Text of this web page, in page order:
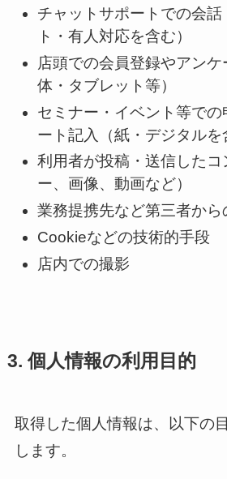
チャットサポートでの会話
ト・有人対応を含む）
店頭での会員登録やアン
体・タブレット等）
セミナー・イベント等で
ート記入（紙・デジタルを
利用者が投稿・送信したコ
ー、画像、動画など）
業務提携先など第三者か
Cookieなどの技術的手段
店内での撮影
3. 個人情報の利用目的
取得した個人情報は、以下の
します。